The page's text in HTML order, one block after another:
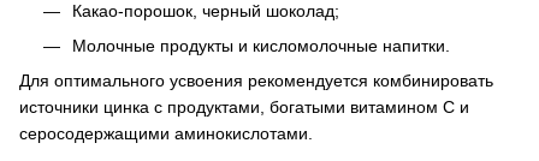
Какао-порошок, черный шоколад;
Молочные продукты и кисломолочные напитки.
Для оптимального усвоения рекомендуется комбинировать
источники цинка с продуктами, богатыми витамином С и
серосодержащими аминокислотами.